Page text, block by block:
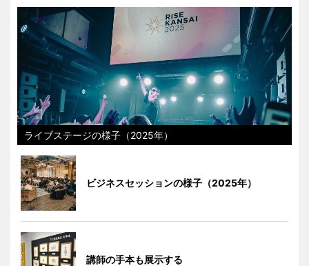
ライブステージの様子（2025年）
ビジネスセッションの様子（2025年）
講師の手本も展示する